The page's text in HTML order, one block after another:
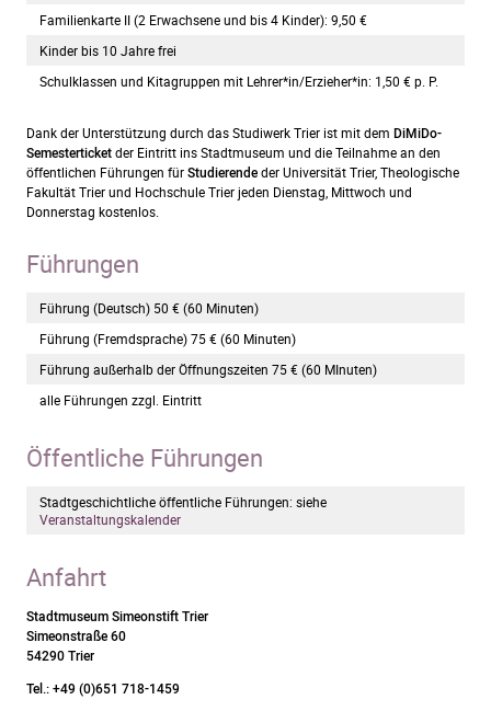
Familienkarte II (2 Erwachsene und bis 4 Kinder): 9,50 €
Kinder bis 10 Jahre frei
Schulklassen und Kitagruppen mit Lehrer*in/Erzieher*in: 1,50 € p. P.
Dank der Unterstützung durch das Studiwerk Trier ist mit dem DiMiDo-
Semesterticketder Eintritt ins Stadtmuseum und die Teilnahme an den
öffentlichen Führungen fürStudierendeder Universität Trier, Theologische
Fakultät Trier und Hochschule Trier jeden Dienstag, Mittwoch und
Donnerstag kostenlos.
Führungen
Führung (Deutsch) 50 € (60 Minuten)
Führung (Fremdsprache) 75 € (60 Minuten)
Führung außerhalb der Öffnungszeiten 75 € (60 MInuten)
alle Führungen zzgl. Eintritt
Öffentliche Führungen
Stadtgeschichtliche öffentliche Führungen: siehe
Veranstaltungskalender
Anfahrt
Stadtmuseum Simeonstift Trier
Simeonstraße 60
54290 Trier
Tel.: +49 (0)651 718-1459